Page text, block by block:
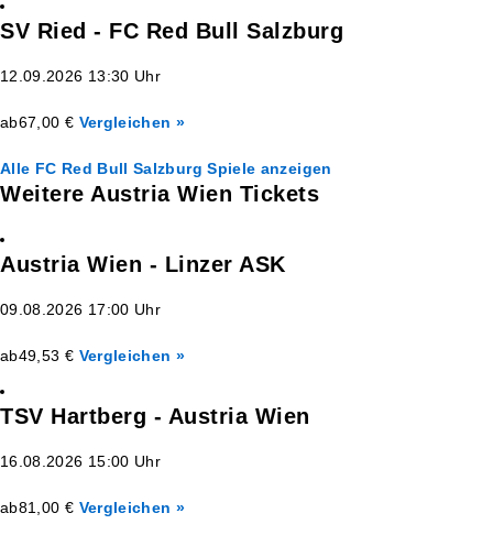
SV Ried - FC Red Bull Salzburg
12.09.2026 13:30 Uhr
ab67,00 € Vergleichen »
Alle FC Red Bull Salzburg Spiele anzeigen
Weitere Austria Wien Tickets
Austria Wien - Linzer ASK
09.08.2026 17:00 Uhr
ab49,53 € Vergleichen »
TSV Hartberg - Austria Wien
16.08.2026 15:00 Uhr
ab81,00 € Vergleichen »